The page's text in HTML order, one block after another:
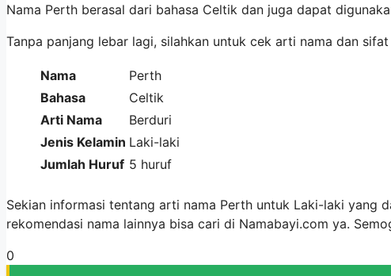
Nama Perth berasal dari bahasa Celtik dan juga dapat
Tanpa panjang lebar lagi, silahkan untuk cek arti nama dan
Nama
Perth
Bahasa
Celtik
Arti Nama
Berduri
Jenis Kelamin Laki-laki
Jumlah Huruf 5 huruf
Sekian informasi tentang arti nama Perth untuk Laki-laki yang
rekomendasi nama lainnya bisa cari di Namabayi.com ya.
0